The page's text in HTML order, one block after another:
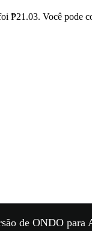
Você pode
de ONDO para